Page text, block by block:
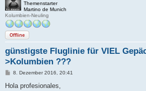
Themenstarter
Martino de Munich
Kolumbien-Neuling
Offline
günstigste Fluglinie für VIEL
>Kolumbien ???
B
i
8. Dezember 2016, 20:41
Hola profesionales,